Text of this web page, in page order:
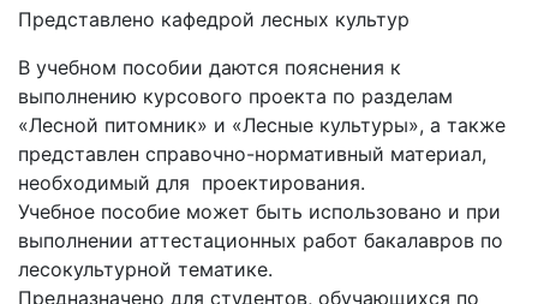
Представлено кафедрой лесных культур
В учебном пособии даются пояснения к
выполнению курсового проекта по разделам
«Лесной питомник» и «Лесные культуры», а также
представлен справочно-нормативный материал,
необходимый для проектирования.
Учебное пособие может быть использовано и при
выполнении аттестационных работ бакалавров по
лесокультурной тематике.
Предназначено для студентов, обучающихся по